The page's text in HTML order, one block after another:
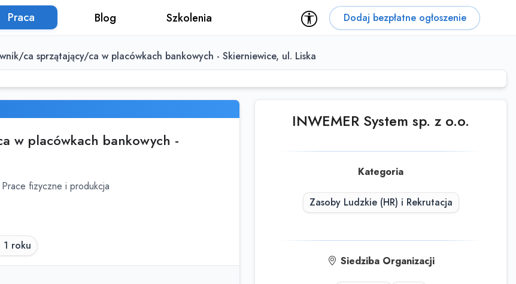
Praca Blog Szkolenia Dodaj bezpłatne ogłoszenie
ca sprzątający/ca w placówkach bankowych - Skierniewice, ul. Liska
w placówkach bankowych -
fizyczne i produkcja
1 roku
INWEMER System sp. z o.o.
Kategoria
Zasoby Ludzkie (HR) i Rekrutacja
Siedziba Organizacji